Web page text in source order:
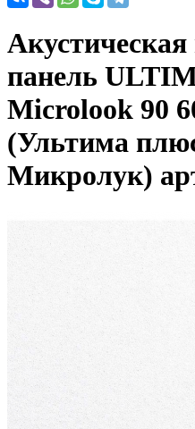
панель
Microlook 90
(Ультима
Микролук)